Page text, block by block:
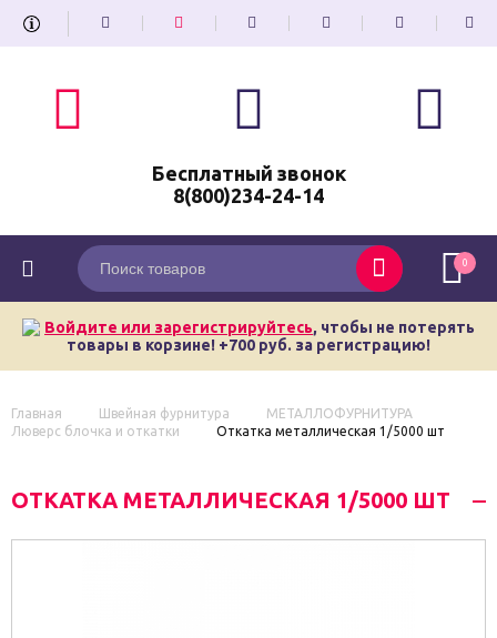
Бесплатный звонок
8(800)234-24-14
0
Войдите или зарегистрируйтесь, чтобы не потерять
товары в корзине! +700 руб. за регистрацию!
Главная Швейная фурнитура
МЕТАЛЛОФУРНИТУРА
Люверс блочка и откатки
Откатка металлическая 1/5000 шт
ОТКАТКА МЕТАЛЛИЧЕСКАЯ 1/5000 ШТ